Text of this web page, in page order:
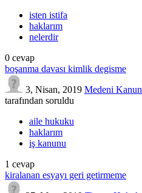
isten istifa
haklarım
nelerdir
0 cevap
boşanma davası kimlik degisme
3, Nisan, 2019 Medeni Kanun
tarafından soruldu
aile hukuku
haklarım
iş kanunu
1 cevap
kiralanan esyayı geri getirmeme